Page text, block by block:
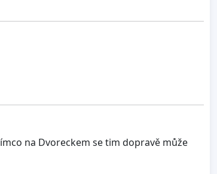
na Dvoreckem se tim dopravě může